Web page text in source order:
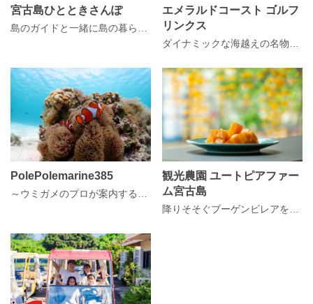
宮古島ひとときさんぽ
エメラルドコースト ゴルフ
リンクス
PolePolemarine385
観光農園 ユートピアファー
ム宮古島